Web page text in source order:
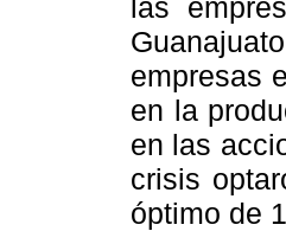
las
empresas
en la
en las
crisis
óptimo de